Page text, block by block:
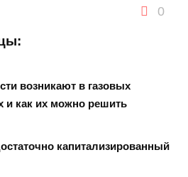
0
возникают в газовых
и как их можно решить
капитализированный